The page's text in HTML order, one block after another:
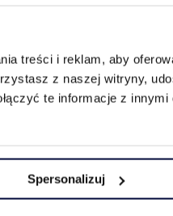
treści i reklam, aby
z naszej witryny,
te informacje z
Spersonalizuj
to powinna
Jeżeli kupujący nie dopilnuje
może nie być w
–
Katarzyna Kozakowska